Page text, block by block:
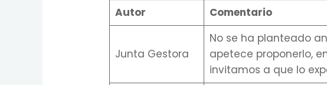
Autor Comentario
Junta Gestora
No se ha planteado
apetece proponerlo,
invitamos a que lo